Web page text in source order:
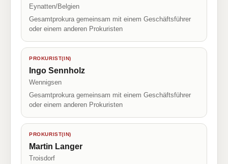
Eynatten/Belgien
Gesamtprokura gemeinsam mit einem Geschäftsführer
oder einem anderen Prokuristen
PROKURIST(IN)
Ingo Sennholz
Wennigsen
Gesamtprokura gemeinsam mit einem Geschäftsführer
oder einem anderen Prokuristen
PROKURIST(IN)
Martin Langer
Troisdorf